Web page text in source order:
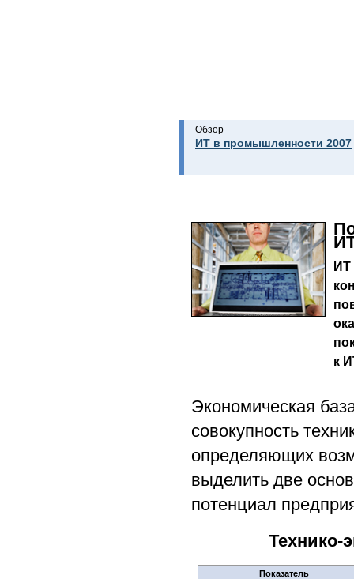
Обзор
ИТ в промышленности 2007
ИТ
к
Экономическая
совокупность
определяющих
выделить две
потенциал
Технико-
Показатель